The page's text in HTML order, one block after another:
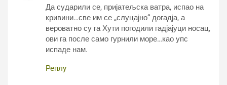
Да сударили се, пријатељска ватра, испао на
кривини…све им се „слуцајно“ догадја, а
вероватно су га Хути погодили гадјајуци носац,
ови га после само гурнили море…као упс
испаде нам.
Реплy